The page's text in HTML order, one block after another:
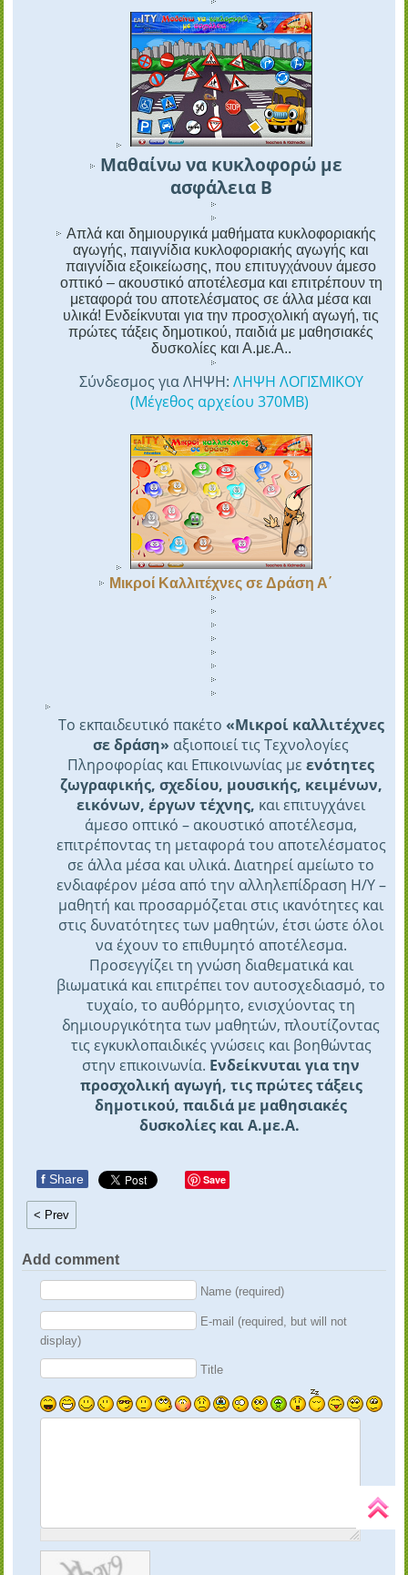
Μαθαίνω να κυκλοφορώ με
ασφάλεια Β
Απλά και δημιουργικάμαθήματα κυκλοφοριακής
αγωγής, παιγνίδια κυκλοφοριακής αγωγής και
παιγνίδια εξοικείωσης, που επιτυγχάνουν άμεσο
οπτικό – ακουστικό αποτέλεσμα και επιτρέπουν τη
μεταφορά του αποτελέσματος σε άλλα μέσα και
υλικά! Ενδείκνυται για την προσχολική αγωγή, τις
πρώτες τάξεις δημοτικού, παιδιά με μαθησιακές
δυσκολίες και Α.με.Α..
Σύνδεσμος για ΛΗΨΗ: ΛΗΨΗ ΛΟΓΙΣΜΙΚΟΥ
(Μέγεθος αρχείου 370ΜΒ)
Μικροί Καλλιτέχνες σε Δράση Α΄
Το εκπαιδευτικό πακέτο «Μικροί καλλιτέχνες
σε δράση» αξιοποιεί τις Τεχνολογίες
Πληροφορίας και Επικοινωνίας με ενότητες
ζωγραφικής, σχεδίου, μουσικής, κειμένων,
εικόνων, έργων τέχνης, και επιτυγχάνει
άμεσο οπτικό – ακουστικό αποτέλεσμα,
επιτρέποντας τη μεταφορά του αποτελέσματος
σε άλλα μέσα και υλικά. Διατηρεί αμείωτο το
ενδιαφέρον μέσα από την αλληλεπίδραση Η/Υ –
μαθητή και προσαρμόζεται στις ικανότητες και
στις δυνατότητες των μαθητών, έτσι ώστε όλοι
να έχουν το επιθυμητό αποτέλεσμα.
Προσεγγίζει τη γνώση διαθεματικά και
βιωματικά και επιτρέπει τον αυτοσχεδιασμό, το
τυχαίο, το αυθόρμητο, ενισχύοντας τη
δημιουργικότητα των μαθητών, πλουτίζοντας
τις εγκυκλοπαιδικές γνώσεις και βοηθώντας
στην επικοινωνία. Ενδείκνυται για την
προσχολική αγωγή, τις πρώτες τάξεις
δημοτικού, παιδιά με μαθησιακές
δυσκολίες και Α.με.Α.
f Share Save
< Prev
Add comment
Name (required)
E-mail (required, but will not
display)
Title